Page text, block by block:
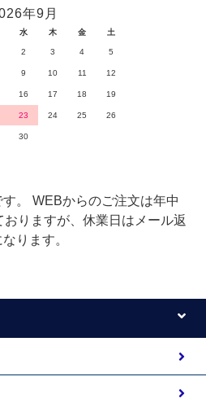
年9月
水 木 金 土
2 3 4 5
9 10 11 12
16 17 18 19
23 24 25 26
30
。 WEBからのご注文は年中
りますが、休業日はメール返
ります。